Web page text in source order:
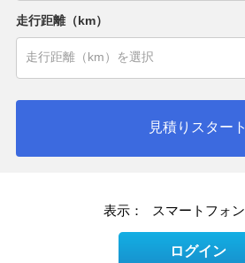
走行距離（km）
見積りスタート
表示： スマートフォン
ログイン